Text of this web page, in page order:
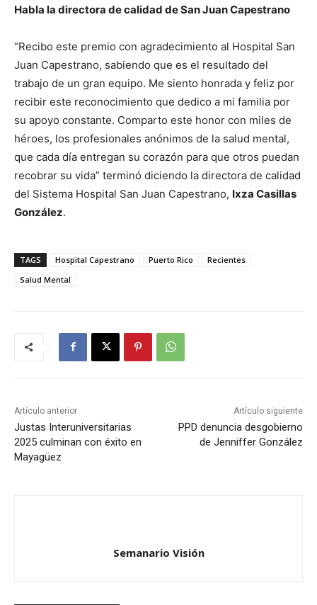
Habla la directora de calidad de San Juan Capestrano
“Recibo este premio con agradecimiento al Hospital San
Juan Capestrano, sabiendo que es el resultado del
trabajo de un gran equipo. Me siento honrada y feliz por
recibir este reconocimiento que dedico a mi familia por
su apoyo constante. Comparto este honor con miles de
héroes, los profesionales anónimos de la salud mental,
que cada día entregan su corazón para que otros puedan
recobrar su vida” terminó diciendo la directora de calidad
del Sistema Hospital San Juan Capestrano, Ixza Casillas
González.
TAGS Hospital Capestrano Puerto Rico
Recientes
Salud Mental
Artículo anterior
Justas Interuniversitarias
2025 culminan con éxito en
Mayagüez
Artículo siguiente
PPD denuncia desgobierno
de Jenniffer González
Semanario Visión